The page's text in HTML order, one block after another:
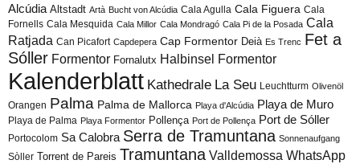
Alcúdia Altstadt Artà Bucht von Alcúdia Cala Agulla Cala Figuera Cala
Fornells Cala Mesquida Cala Millor Cala Mondragó Cala Pi de la Posada Cala
Ratjada Can Picafort Capdepera Cap Formentor Deià Es Trenc Fet a
Sóller Formentor Fornalutx Halbinsel Formentor
Kalenderblatt Kathedrale La Seu Leuchtturm Olivenöl
Orangen Palma Palma de Mallorca Playa d'Alcúdia Playa de Muro
Playa de Palma Playa Formentor Pollença Port de Pollença Port de Sóller
Portocolom Sa Calobra Serra de Tramuntana Sonnenaufgang
Sòller Torrent de Pareis Tramuntana Valldemossa WhatsApp